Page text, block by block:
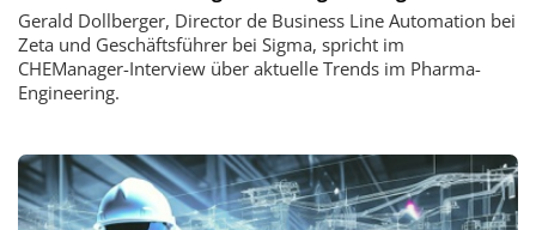
Gerald Dollberger, Director de Business Line Automation bei
Zeta und Geschäftsführer bei Sigma, spricht im
CHEManager-Interview über aktuelle Trends im Pharma-
Engineering.